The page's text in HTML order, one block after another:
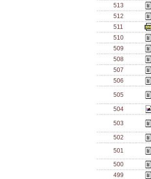
513
512
511
510
509
508
507
506
505
504
503
502
501
500
499